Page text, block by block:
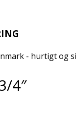
- hurtigt og
4″